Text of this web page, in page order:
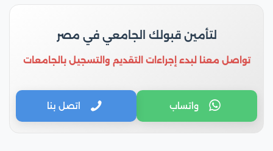
لتأمين قبولك الجامعي في مصر
تواصل معنا لبدء إجراءات التقديم والتسجيل بالجامعات
واتساب اتصل بنا